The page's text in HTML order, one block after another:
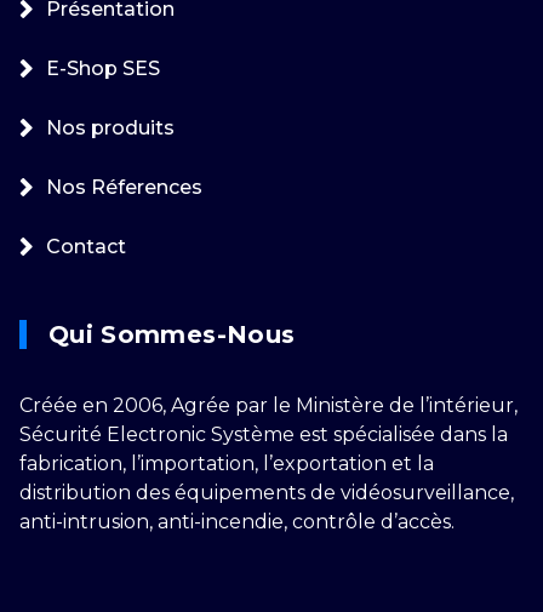
Présentation
E-Shop SES
Nos produits
Nos Réferences
Contact
Qui Sommes-Nous
Créée en 2006, Agrée par le Ministère de l’intérieur,
Sécurité Electronic Système est spécialisée dans la
fabrication, l’importation, l’exportation et la
distribution des équipements de vidéosurveillance,
anti-intrusion, anti-incendie, contrôle d’accès.